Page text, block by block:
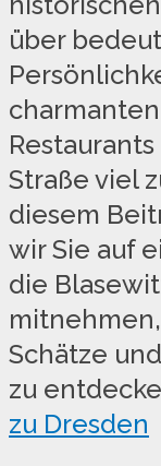
über
Straße viel
diesem
wir Sie auf
die
Schätze
zu
zu Dresden